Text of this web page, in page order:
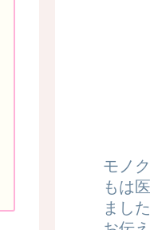
モノ
もは
まし